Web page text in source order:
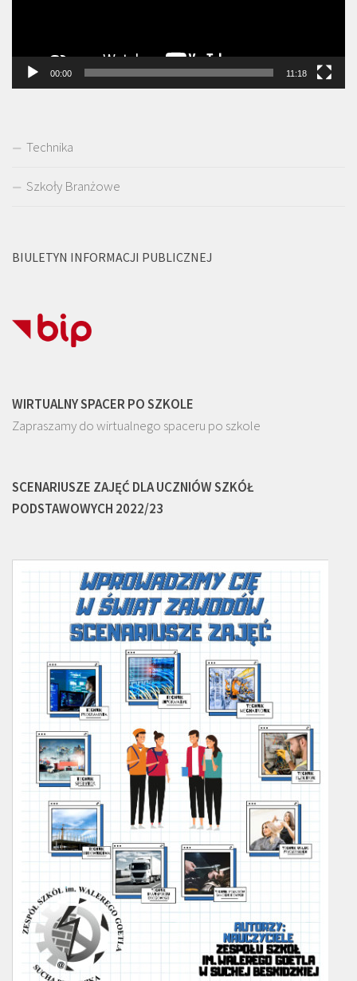
00:00 11:18
Technika
Szkoły Branżowe
BIULETYN INFORMACJI PUBLICZNEJ
WIRTUALNY SPACER PO SZKOLE
Zapraszamy do wirtualnego spaceru po szkole
SCENARIUSZE ZAJĘĆ DLA UCZNIÓW SZKÓŁ
PODSTAWOWYCH 2022/23